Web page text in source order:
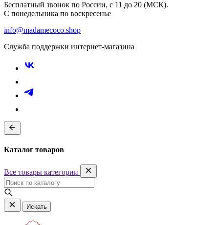
Бесплатный звонок по России, с 11 до 20 (МСК).
С понедельника по воскресенье
info@madamecoco.shop
Служба поддержки интернет-магазина
Каталог товаров
Все товары категории
Искать